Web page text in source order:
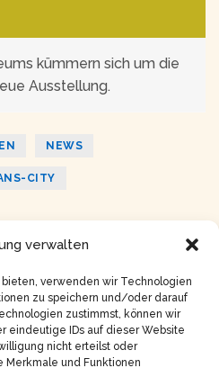
verwalten
verwenden wir Technologien
zu speichern und/oder darauf
zustimmst, können wir
eindeutige IDs auf dieser Website
nicht erteilst oder
Merkmale und Funktionen
kümmern sich um die
Ausstellung.
NEWS
CITY
WEITER
2026